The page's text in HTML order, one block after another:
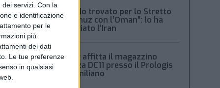
servizi. Con la
e identificazione
per le
più
dei dati
Le tue preferenze
in qualsiasi
sul
“Accordo trovato per lo Stretto
di Hormuz con l’Oman”: lo ha
annunciato l’Iran
Condor affitta il magazzino
Piacenza DC11 presso il Prologis
Park emiliano